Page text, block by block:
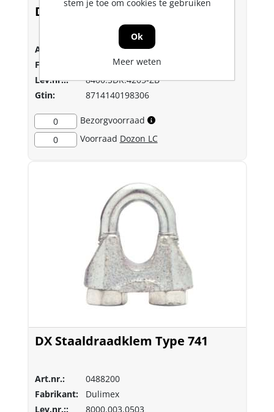
DX Staaldraadklem Type 741
Art.nr.:
0051753
Fabrikant:
Dulimex
Lev.nr.::
8400.SDK.4205-ZB
Gtin:
8714140198306
0
Bezorgvoorraad
0
Voorraad Dozon LC
DX Staaldraadklem Type 741
Art.nr.:
0488200
Fabrikant:
Dulimex
Lev.nr.::
8000.003.0503
stem je toe om cookies te gebruiken
Ok
Meer weten